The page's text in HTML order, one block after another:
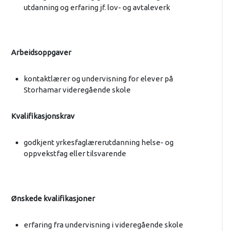
utdanning og erfaring jf. lov- og avtaleverk
Arbeidsoppgaver
kontaktlærer og undervisning for elever på
Storhamar videregående skole
Kvalifikasjonskrav
godkjent yrkesfaglærerutdanning helse- og
oppvekstfag eller tilsvarende
Ønskede kvalifikasjoner
erfaring fra undervisning i videregående skole